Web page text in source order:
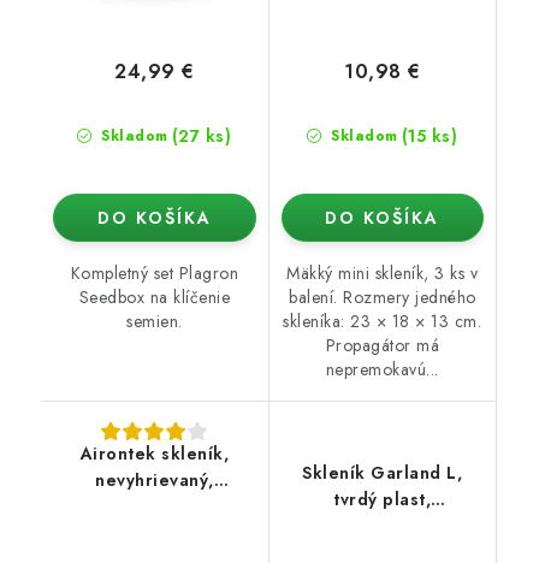
Skladom (27 ks)
24,99 €
DO KOŠÍKA
Kompletný set Plagron
Seedbox na klíčenie
semien.
Skladom (15 ks)
10,98 €
DO KOŠÍKA
Mäkký mini skleník, 3 ks v
balení. Rozmery jedného
skleníka: 23 × 18 × 13 cm.
Propagátor má
nepremokavú...
Airontek skleník,
nevyhrievaný,
Skleník Garland L,
tvrdý plast,